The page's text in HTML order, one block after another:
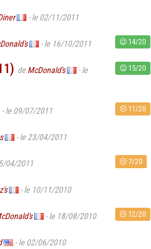
- le 02/11/2011
- le 16/10/2011 14/20
de McDonald's
- le
15/20
- le 09/07/2011 11/20
- le 23/04/2011
04/2011 7/20
- le 10/11/2010
- le 18/08/2010 12/20
- le 02/06/2010